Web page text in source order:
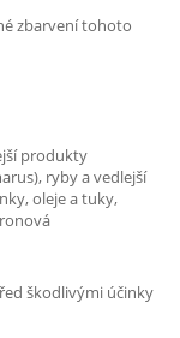
zbarvení tohoto
produkty
ryby a vedlejší
oleje a tuky,
škodlivými účinky